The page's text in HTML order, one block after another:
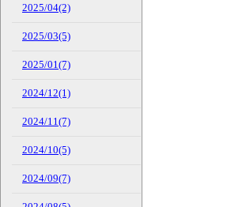
2025/04(2)
2025/03(5)
2025/01(7)
2024/12(1)
2024/11(7)
2024/10(5)
2024/09(7)